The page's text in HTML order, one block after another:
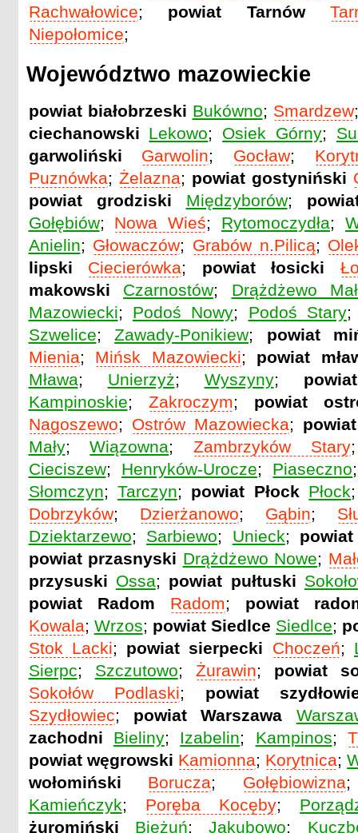
Rachwałowice; powiat Tarnów
Niepołomice;
Województwo mazowieckie
powiat białobrzeski Bukówno; Smardzew
ciechanowski Lekowo; Osiek Górny;
garwoliński
Garwolin; Gocław;
Puznówka; Żelazna; powiat gostyniński
powiat grodziski
Międzyborów;
Gołębiów; Nowa Wieś; Rytomoczydła;
Anielin; Głowaczów; Grabów n.Pilicą;
lipski
Ciecierówka; powiat łosicki
makowski
Czarnostów; Drążdżewo
Mazowiecki; Podoś Nowy; Podoś Stary
Szwelice;Zawady-Ponikiew; powiat
Mienia; Mińsk Mazowiecki; powiat
Mława; Unierzyż; Wyszyny;
Kampinoskie; Zakroczym; powiat
Nagoszewo; Ostrów Mazowiecka;
Mały;Wiązowna;Zambrzyków Stary
Cieciszew; Henryków-Urocze; Piaseczno
Słomczyn; Tarczyn; powiat Płock Płock
Dobrzyków; Dzierżanowo; Gąbin;
Dziektarzewo; Sarbiewo; Unieck;
powiat przasnyski Drążdżewo Nowe;
przysuski Ossa; powiat pułtuski
powiat Radom
Radom; powiat
Kowala; Wrzos; powiat Siedlce Siedlce;
Stok Lacki; powiat sierpecki Choczeń;
Sierpc; Szczutowo; Żurawin; powiat
Sokołów Podlaski; powiat
Szydłowiec; powiat Warszawa
zachodni
Bieliny; Izabelin; Kampinos;
powiat węgrowski Kamionna; Korytnica;
wołomiński
Borucza; Gołębiowizna
Kamieńczyk; Poręba Kocęby;
żuromiński
Bieżuń;Jakubowo;